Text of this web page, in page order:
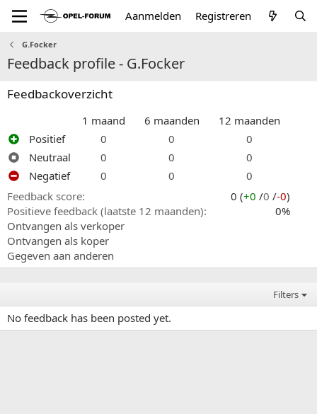
Aanmelden Registreren
G.Focker
Feedback profile - G.Focker
Feedbackoverzicht
1 maand 6 maanden
12 maanden
Positief
0 0
0
Neutraal
0 0
0
Negatief
0 0
0
Feedback score
0 (+0 /0 /-0)
Positieve feedback (laatste 12 maanden)
0%
Ontvangen als verkoper
Ontvangen als koper
Gegeven aan anderen
Filters
No feedback has been posted yet.